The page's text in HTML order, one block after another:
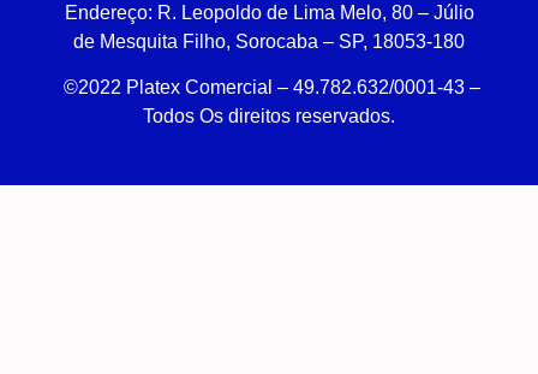
Endereço: R. Leopoldo de Lima Melo, 80 – Júlio
de Mesquita Filho, Sorocaba – SP, 18053-180
©2022 Platex Comercial – 49.782.632/0001-43 –
Todos Os direitos reservados.